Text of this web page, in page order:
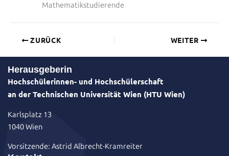
Mathematikstudierende
ZURÜCK WEITER
Herausgeberin
Hochschülerinnen- und Hochschülerschaft
an der Technischen Universität Wien (HTU Wien)
Karlsplatz 13
1040 Wien
Vorsitzende: Astrid Albrecht-Kramreiter